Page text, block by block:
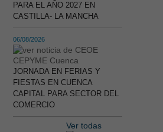
PARA EL AÑO 2027 EN
CASTILLA- LA MANCHA
06/08/2026
JORNADA EN FERIAS Y
FIESTAS EN CUENCA
CAPITAL PARA SECTOR DEL
COMERCIO
Ver todas